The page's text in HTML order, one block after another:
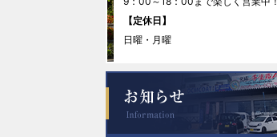
2025年11月
2025年9月
2025年8月
【定休日】
日曜・月曜